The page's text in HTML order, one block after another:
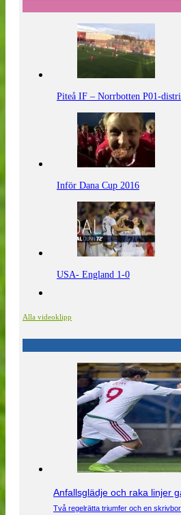
Piteå IF – Norrbotten P01-
Inför Dana Cup 2016
USA- England 1-0
Alla videoklipp
Anfallsglädje och raka linjer
Två regelrätta triumfer och en